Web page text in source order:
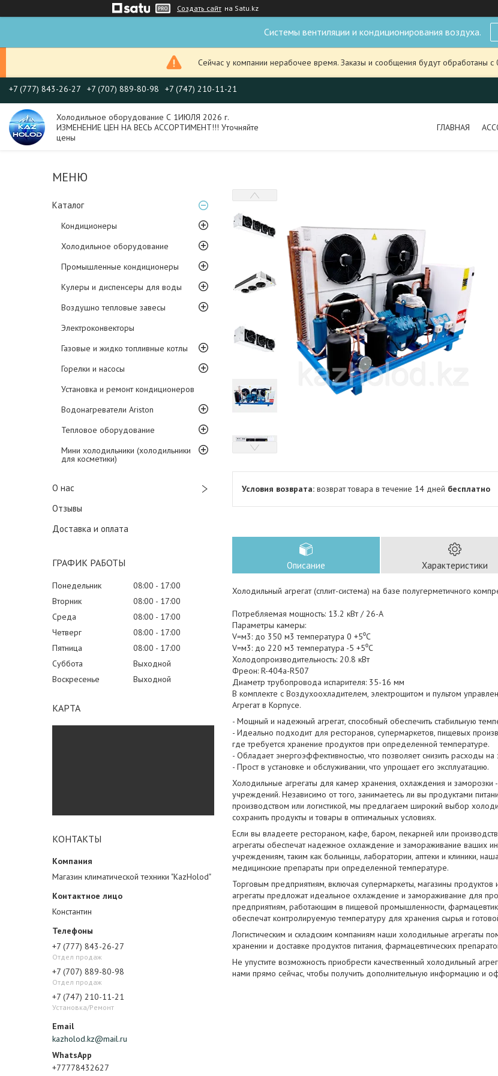
Создать сайт на Satu.kz
Системы вентиляции и кондиционирования воздуха.
Сейчас у компании нерабочее время. Заказы и сообщения будут обработаны
+7 (777) 843-26-27 +7 (707) 889-80-98 +7 (747) 210-11-21
Холодильное оборудование С 1ИЮЛЯ 2026 г.
ИЗМЕНЕНИЕ ЦЕН НА ВЕСЬ АССОРТИМЕНТ!!! Уточняйте
цены
ГЛАВНАЯ
Каталог
Кондиционеры
Холодильное оборудование
Промышленные кондиционеры
Кулеры и диспенсеры для воды
Воздушно тепловые завесы
Электроконвекторы
Газовые и жидко топливные котлы
Горелки и насосы
Установка и ремонт кондиционеров
Водонагреватели Ariston
Тепловое оборудование
Мини холодильники (холодильники
для косметики)
О нас
Отзывы
Доставка и оплата
ГРАФИК РАБОТЫ
Понедельник 08:00
17:00
Вторник
08:00
17:00
Среда
08:00
17:00
Четверг
08:00
17:00
Пятница
08:00
17:00
Суббота
Выходной
Воскресенье
Выходной
КАРТА
КОНТАКТЫ
Магазин климатической техники "KazHolod"
Константин
+7 (777) 843-26-27
Отдел продаж
+7 (707) 889-80-98
Отдел продаж
+7 (747) 210-11-21
Установка/Ремонт
kazholod.kz@mail.ru
+77778432627
возврат товара в течение 14 дней бесплатно
Описание Характеристики
Холодильный агрегат (сплит-система) на базе полугерметичного
Потребляемая мощность: 13.2 кВт / 26-A
Параметры камеры:
V=м3: до 350 м3 температура 0 +5⁰С
V=м3: до 220 м3 температура -5 +5⁰С
Холодопроизводительность: 20.8 кВт
Фреон: R-404a-R507
Диаметр трубопровода испарителя: 35-16 мм
В комплекте с Воздухоохладителем, электрощитом и пультом
Агрегат в Корпусе.
- Мощный и надежный агрегат, способный обеспечить стабильную
- Идеально подходит для ресторанов, супермаркетов, пищевых
где требуется хранение продуктов при определенной температуре.
- Обладает энергоэффективностью, что позволяет снизить расходы на
- Прост в установке и обслуживании, что упрощает его эксплуатацию.
Холодильные агрегаты для камер хранения, охлаждения и
учреждений. Независимо от того, занимаетесь ли вы продуктами
производством или логистикой, мы предлагаем широкий выбор
сохранить продукты и товары в оптимальных условиях.
Если вы владеете рестораном, кафе, баром, пекарней или
агрегаты обеспечат надежное охлаждение и замораживание ваших
учреждениям, таким как больницы, лаборатории, аптеки и клиники,
медицинские препараты при определенной температуре.
Торговым предприятиям, включая супермаркеты, магазины
агрегаты предложат идеальное охлаждение и замораживание для
предприятиям, работающим в пищевой промышленности,
обеспечат контролируемую температуру для хранения сырья и
Логистическим и складским компаниям наши холодильные агрегаты
хранении и доставке продуктов питания, фармацевтических
Не упустите возможность приобрести качественный холодильный
нами прямо сейчас, чтобы получить дополнительную информацию и